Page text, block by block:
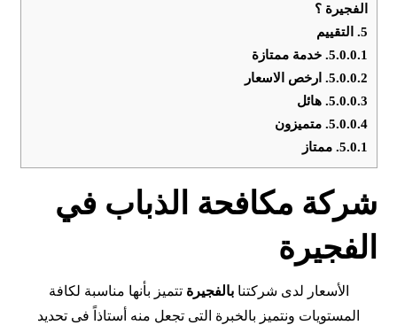
الفجيرة ؟
5.
التقييم
5.0.0.1. خدمة ممتازة
5.0.0.2.
ارخص الاسعار
5.0.0.3. هائل
5.0.0.4. متميزون
5.0.1. ممتاز
شركة مكافحة الذباب في
الفجيرة
الأسعار لدى شركتنابالفجيرةتتميز بأنها مناسبة لكافة
المستويات ونتميز بالخبرة التى تجعل منه أستاذاً فى تحديد